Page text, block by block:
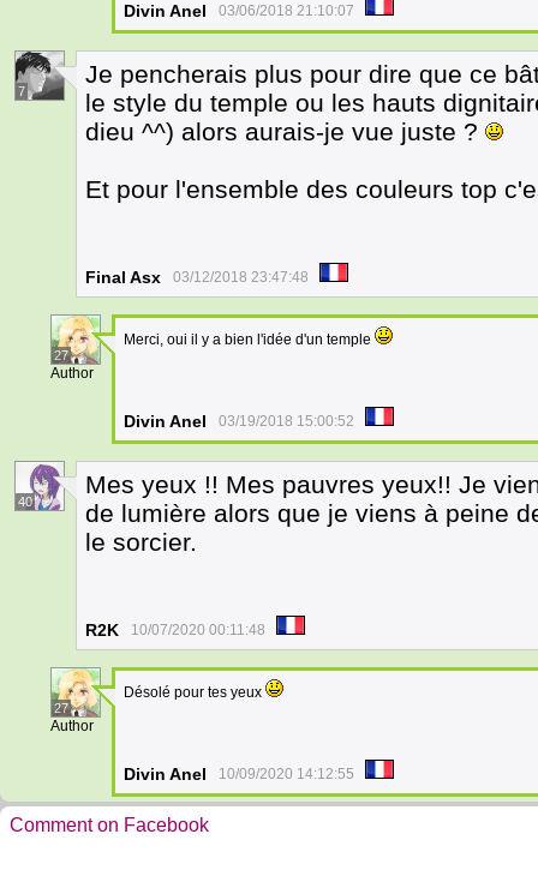
Divin Anel 03/06/2018 21:10:07
7
Je pencherais plus pour dire que ce
le style du temple ou les hauts
dieu ^^) alors aurais-je vue juste ?
Et pour l'ensemble des couleurs top
Final Asx 03/12/2018 23:47:48
27
Author
Merci, oui il y a bien l'idée d'un temple
Divin Anel 03/19/2018 15:00:52
40
Mes yeux !! Mes pauvres yeux!! Je
de lumière alors que je viens à peine
le sorcier.
R2K 10/07/2020 00:11:48
27
Author
Désolé pour tes yeux
Divin Anel 10/09/2020 14:12:55
Comment on Facebook